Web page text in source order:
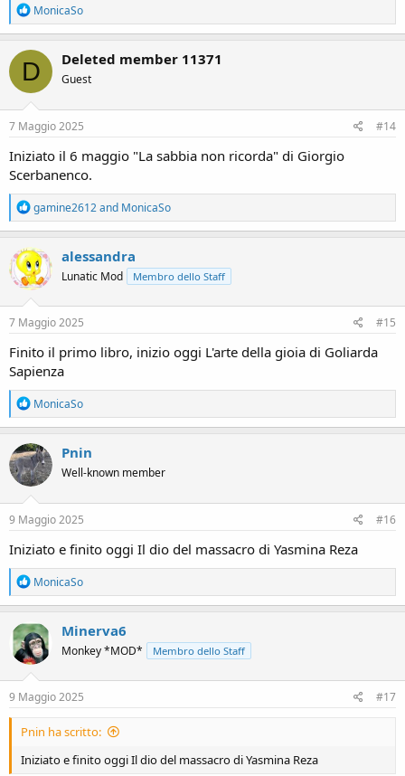
R
e
a
c
t
i
o
n
s
MonicaSo
D Deleted member 11371
Guest
7 Maggio 2025 #14
Iniziato il 6 maggio "La sabbia non ricorda" di Giorgio
Scerbanenco.
R
e
a
c
t
i
o
n
s
gamine2612and MonicaSo
alessandra
Lunatic Mod Membro dello Staff
7 Maggio 2025 #15
Finito il primo libro, inizio oggi L'arte della gioia di Goliarda
Sapienza
R
e
a
c
t
i
o
n
s
MonicaSo
Pnin
Well-known member
9 Maggio 2025 #16
Iniziato e finito oggi Il dio del massacro di Yasmina Reza
R
e
a
c
t
i
o
n
s
MonicaSo
Minerva6
Monkey *MOD* Membro dello Staff
9 Maggio 2025 #17
Pnin ha scritto:
Iniziato e finito oggi Il dio del massacro di Yasmina Reza